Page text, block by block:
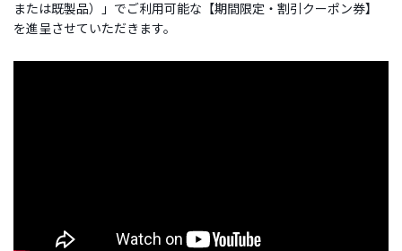
または既製品）」でご利用可能な【期間限定・割引クーポン券】
を進呈させていただきます。